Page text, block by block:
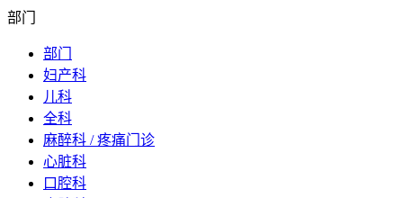
部门
部门
妇产科
儿科
全科
麻醉科 / 疼痛门诊
心脏科
口腔科